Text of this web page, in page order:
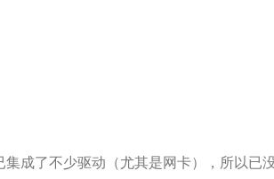
成了不少驱动（尤其是网卡），所以已